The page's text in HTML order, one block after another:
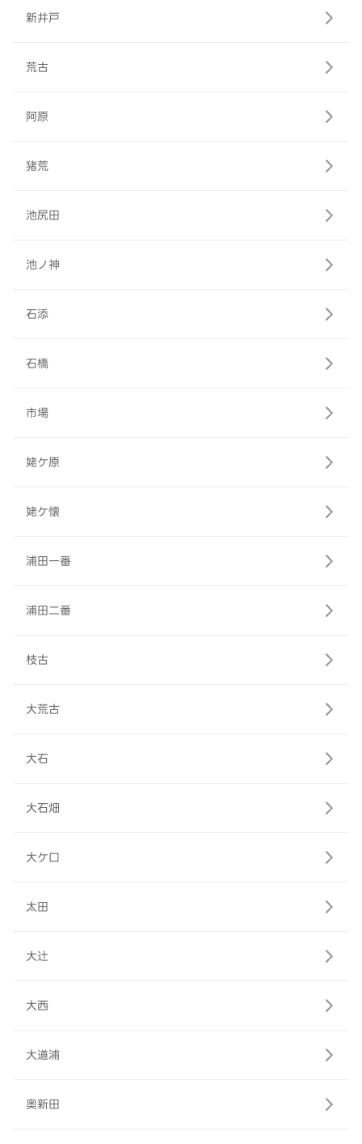
新井戸
荒古
阿原
猪荒
池尻田
池ノ神
石添
石橋
市場
姥ケ原
姥ケ懐
浦田一番
浦田二番
枝古
大荒古
大石
大石畑
大ケ口
太田
大辻
大西
大道浦
奥新田